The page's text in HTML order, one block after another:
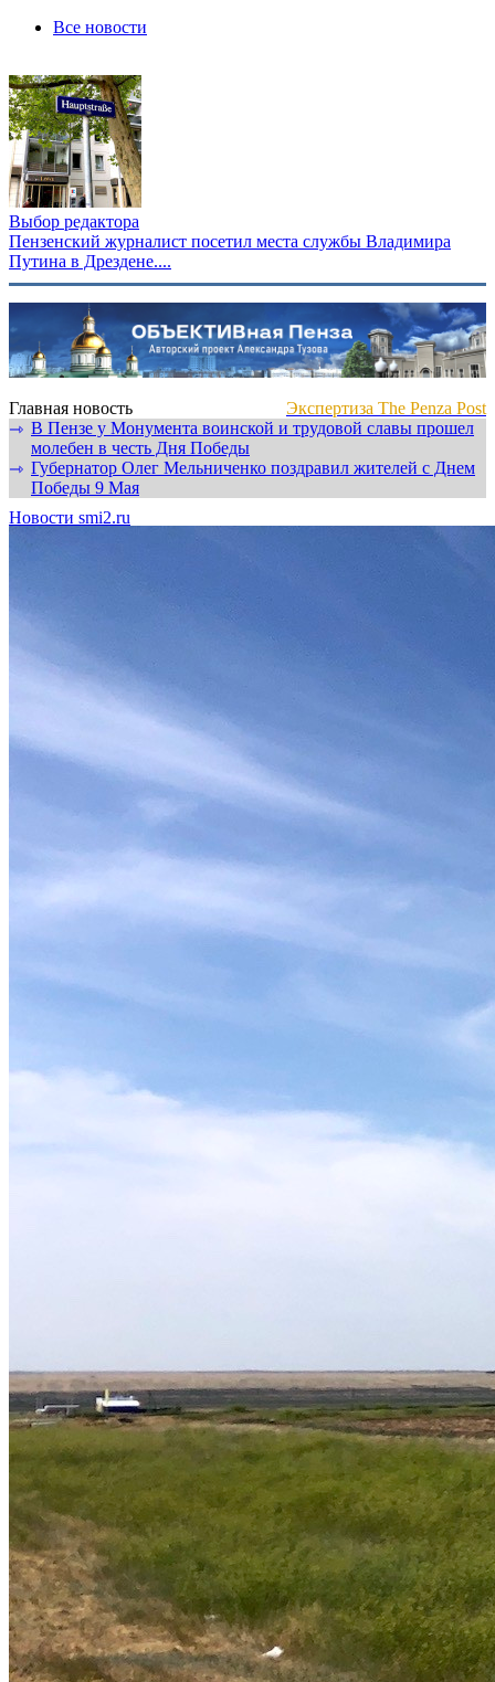
Все новости
Выбор редактора
Пензенский журналист посетил места службы Владимира
Путина в Дрездене....
Главная новость
Экспертиза The Penza Post
⇾ В Пензе у Монумента воинской и трудовой славы прошел
молебен в честь Дня Победы
⇾ Губернатор Олег Мельниченко поздравил жителей с Днем
Победы 9 Мая
Новости smi2.ru